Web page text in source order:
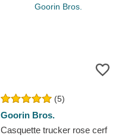
(5)
Goorin Bros.
Casquette trucker rose cerf